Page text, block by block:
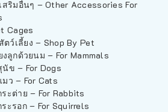
ริมอื่นๆ – Other Accessories For
Cages
ว์เลี้ยง – Shop By Pet
ลูกด้วยนม – For Mammals
ข – For Dogs
ว – For Cats
ะต่าย – For Rabbits
ะรอก – For Squirrels